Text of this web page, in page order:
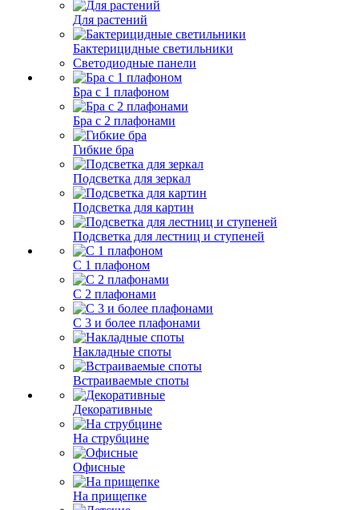
Для растений
Бактерицидные светильники
Светодиодные панели
Бра с 1 плафоном
Бра с 2 плафонами
Гибкие бра
Подсветка для зеркал
Подсветка для картин
Подсветка для лестниц и ступеней
С 1 плафоном
С 2 плафонами
С 3 и более плафонами
Накладные споты
Встраиваемые споты
Декоративные
На струбцине
Офисные
На прищепке